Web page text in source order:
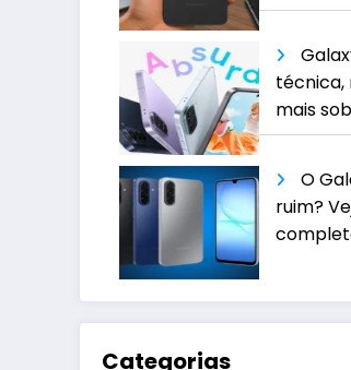
técnica,
mais
O
ruim?
Categorias